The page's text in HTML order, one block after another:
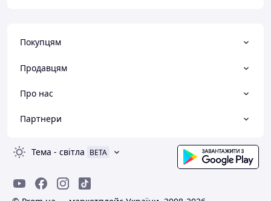
Покупцям
Продавцям
Про нас
Партнери
Тема - світла BETA